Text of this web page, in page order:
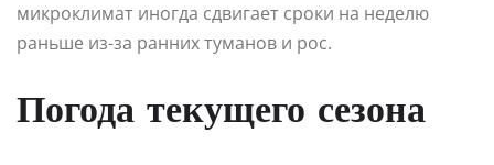
микроклимат иногда сдвигает сроки на неделю
раньше из-за ранних туманов и рос.
Погода текущего сезона